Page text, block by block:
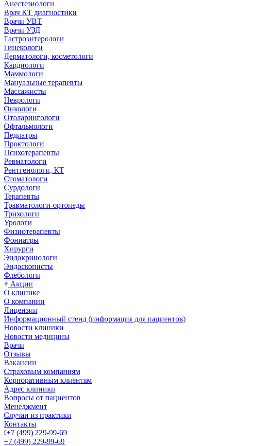
Анестезиологи
Врач КТ диагностики
Врачи УВТ
Врачи УЗД
Гастроэнтерологи
Гинекологи
Дерматологи, косметологи
Кардиологи
Маммологи
Мануальные терапевты
Массажисты
Неврологи
Онкологи
Отоларингологи
Офтальмологи
Педиатры
Проктологи
Психотерапевты
Ревматологи
Рентгенологи, КТ
Стоматологи
Сурдологи
Терапевты
Травматологи-ортопеды
Трихологи
Урологи
Физиотерапевты
Фониатры
Хирурги
Эндокринологи
Эндоскописты
Флебологи
Акции
О клинике
О компании
Лицензии
Информационный стенд (информация для пациентов)
Новости клиники
Новости медицины
Врачи
Отзывы
Вакансии
Страховым компаниям
Корпоративным клиентам
Адрес клиники
Вопросы от пациентов
Менеджмент
Случаи из практики
Контакты
+7 (499) 229-99-69
+7 (499) 229-99-69